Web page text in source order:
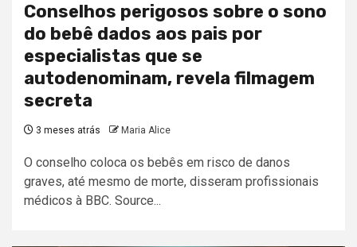
Conselhos perigosos sobre o sono
do bebê dados aos pais por
especialistas que se
autodenominam, revela filmagem
secreta
3 meses atrás Maria Alice
O conselho coloca os bebês em risco de danos
graves, até mesmo de morte, disseram profissionais
médicos à BBC. Source...